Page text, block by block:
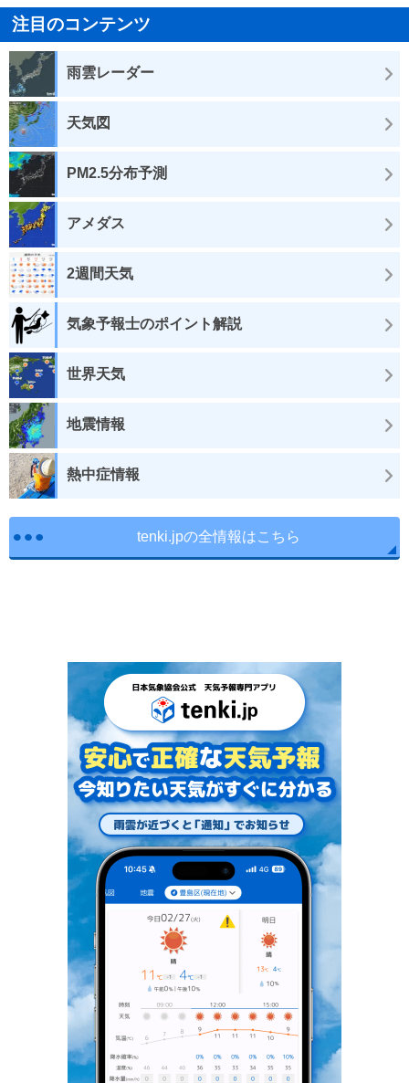
注目のコンテンツ
雨雲レーダー
天気図
PM2.5分布予測
アメダス
2週間天気
気象予報士のポイント解説
世界天気
地震情報
熱中症情報
tenki.jpの全情報はこちら